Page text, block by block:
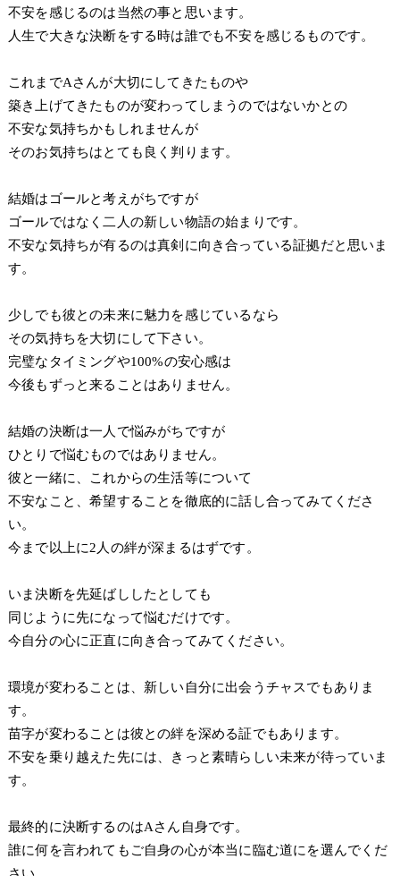
不安を感じるのは当然の事と思います。
人生で大きな決断をする時は誰でも不安を感じるものです。
これまでAさんが大切にしてきたものや
築き上げてきたものが変わってしまうのではないかとの
不安な気持ちかもしれませんが
そのお気持ちはとても良く判ります。
結婚はゴールと考えがちですが
ゴールではなく二人の新しい物語の始まりです。
不安な気持ちが有るのは真剣に向き合っている証拠だと思いま
す。
少しでも彼との未来に魅力を感じているなら
その気持ちを大切にして下さい。
完璧なタイミングや100%の安心感は
今後もずっと来ることはありません。
結婚の決断は一人で悩みがちですが
ひとりで悩むものではありません。
彼と一緒に、これからの生活等について
不安なこと、希望することを徹底的に話し合ってみてくださ
い。
今まで以上に2人の絆が深まるはずです。
いま決断を先延ばししたとしても
同じように先になって悩むだけです。
今自分の心に正直に向き合ってみてください。
環境が変わることは、新しい自分に出会うチャスでもありま
す。
苗字が変わることは彼との絆を深める証でもあります。
不安を乗り越えた先には、きっと素晴らしい未来が待っていま
す。
最終的に決断するのはAさん自身です。
誰に何を言われてもご自身の心が本当に臨む道にを選んでくだ
さい